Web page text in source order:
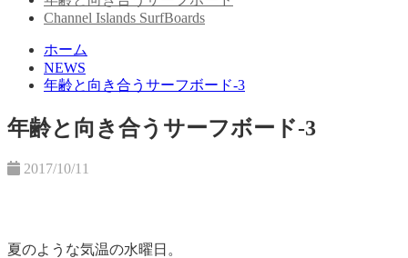
Channel Islands SurfBoards
ホーム
NEWS
年齢と向き合うサーフボード-3
年齢と向き合うサーフボード-3
2017/10/11
夏のような気温の水曜日。